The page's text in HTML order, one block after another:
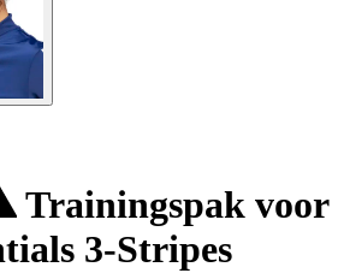
Trainingspak voor
3-Stripes